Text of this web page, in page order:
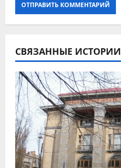
СВЯЗАННЫЕ ИСТОРИИ